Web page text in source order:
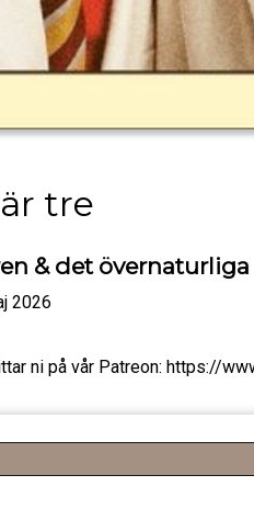
tre
& det övernaturliga
2026
ni på vår Patreon: https://